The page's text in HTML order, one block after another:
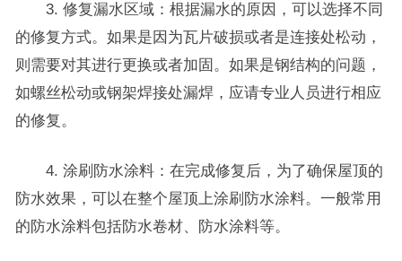
3. 修复漏水区域：根据漏水的原因，可以选择不同
的修复方式。如果是因为瓦片破损或者是连接处松动，
则需要对其进行更换或者加固。如果是钢结构的问题，
如螺丝松动或钢架焊接处漏焊，应请专业人员进行相应
的修复。
4. 涂刷防水涂料：在完成修复后，为了确保屋顶的
防水效果，可以在整个屋顶上涂刷防水涂料。一般常用
的防水涂料包括防水卷材、防水涂料等。